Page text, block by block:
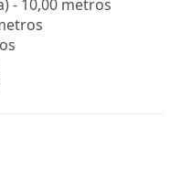
- 10,00 metros